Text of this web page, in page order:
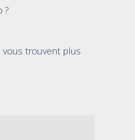
?
trouvent plus